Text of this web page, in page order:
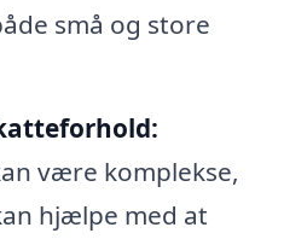
små og store
være komplekse,
hjælpe med at